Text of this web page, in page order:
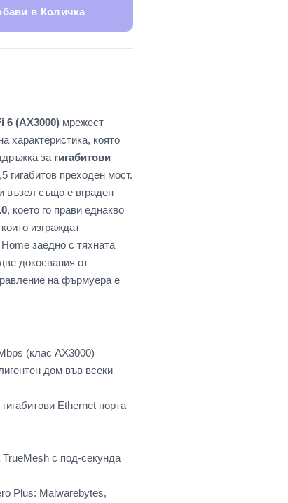
в Количка
6 (AX3000)мрежест
характеристика, която
за гигабитови
гигабитов преходен мост.
възел също е вграден
, което го прави еднакво
изграждат
заедно с тяхната
докосвания от
на фърмуера е
(клас AX3000)
дом във всеки
Ethernet порта
с под-секунда
Plus: Malwarebytes,